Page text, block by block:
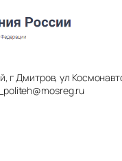
г Дмитров, ул